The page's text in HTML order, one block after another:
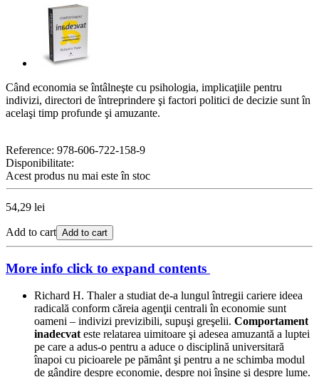
Când economia se întâlneşte cu psihologia, implicaţiile pentru
indivizi, directori de întreprindere şi factori politici de decizie sunt în
acelaşi timp profunde şi amuzante.
Reference: 978-606-722-158-9
Disponibilitate:
Acest produs nu mai este în stoc
54,29 lei
Add to cart Add to cart
More info click to expand contents
Richard H. Thaler a studiat de-a lungul întregii cariere ideea
radicală conform căreia agenţii centrali în economie sunt
oameni – indivizi previzibili, supuşi greşelii. Comportament
inadecvat este relatarea uimitoare şi adesea amuzantă a luptei
pe care a adus-o pentru a aduce o disciplină universitară
înapoi cu picioarele pe pământ şi pentru a ne schimba modul
de gândire despre economie, despre noi înşine şi despre lume.